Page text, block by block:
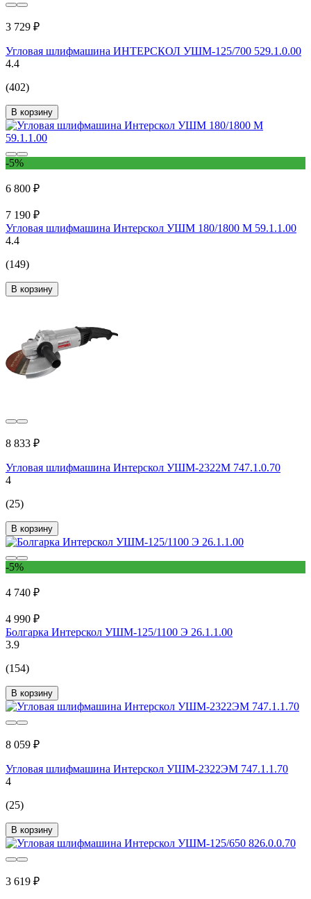
3 729 ₽
Угловая шлифмашина ИНТЕРСКОЛ УШМ-125/700 529.1.0.00
4.4
(402)
В корзину
-5%
6 800 ₽
7 190 ₽
Угловая шлифмашина Интерскол УШМ 180/1800 М 59.1.1.00
4.4
(149)
В корзину
8 833 ₽
Угловая шлифмашина Интерскол УШМ-2322М 747.1.0.70
4
(25)
В корзину
-5%
4 740 ₽
4 990 ₽
Болгарка Интерскол УШМ-125/1100 Э 26.1.1.00
3.9
(154)
В корзину
8 059 ₽
Угловая шлифмашина Интерскол УШМ-2322ЭМ 747.1.1.70
4
(25)
В корзину
3 619 ₽